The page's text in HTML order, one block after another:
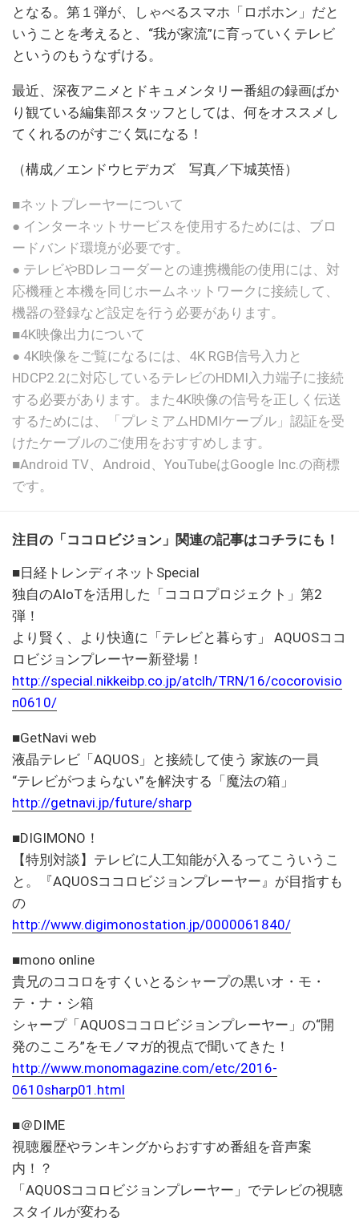
となる。第１弾が、しゃべるスマホ「ロボホン」だと
いうことを考えると、“我が家流”に育っていくテレビ
というのもうなずける。
最近、深夜アニメとドキュメンタリー番組の録画ばか
り観ている編集部スタッフとしては、何をオススメし
てくれるのがすごく気になる！
（構成／エンドウヒデカズ 写真／下城英悟）
■ネットプレーヤーについて
● インターネットサービスを使用するためには、ブロ
ードバンド環境が必要です。
● テレビやBDレコーダーとの連携機能の使用には、対
応機種と本機を同じホームネットワークに接続して、
機器の登録など設定を行う必要があります。
■4K映像出力について
● 4K映像をご覧になるには、4K RGB信号入力と
HDCP2.2に対応しているテレビのHDMI入力端子に接続
する必要があります。また4K映像の信号を正しく伝送
するためには、「プレミアムHDMIケーブル」認証を受
けたケーブルのご使用をおすすめします。
■Android TV、Android、YouTubeはGoogle Inc.の商標
です。
注目の「ココロビジョン」関連の記事はコチラにも！
■日経トレンディネットSpecial
独自のAIoTを活用した「ココロプロジェクト」第2
弾！
より賢く、より快適に「テレビと暮らす」 AQUOSココ
ロビジョンプレーヤー新登場！
http://special.nikkeibp.co.jp/atclh/TRN/16/cocorovisio
n0610/
■GetNavi web
液晶テレビ「AQUOS」と接続して使う 家族の一員
“テレビがつまらない”を解決する「魔法の箱」
http://getnavi.jp/future/sharp
■DIGIMONO！
【特別対談】テレビに人工知能が入るってこういうこ
と。『AQUOSココロビジョンプレーヤー』が目指すも
の
http://www.digimonostation.jp/0000061840/
■mono online
貴兄のココロをすくいとるシャープの黒いオ・モ・
テ・ナ・シ箱
シャープ「AQUOSココロビジョンプレーヤー」の“開
発のこころ”をモノマガ的視点で聞いてきた！
http://www.monomagazine.com/etc/2016-
0610sharp01.html
■＠DIME
視聴履歴やランキングからおすすめ番組を音声案
内！？
「AQUOSココロビジョンプレーヤー」でテレビの視聴
スタイルが変わる